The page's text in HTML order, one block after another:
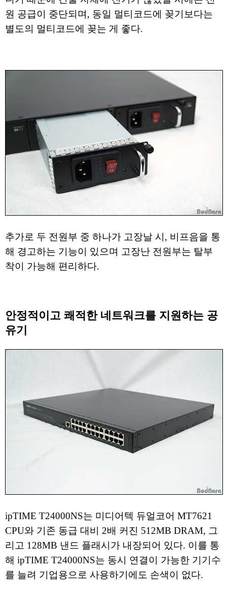
원 공급이 중단되며, 동일 멀티코드에 꽂기보다는
별도의 멀티코드에 꽂는 게 좋다.
추가로 두 전원부 중 하나가 고장날 시, 비프음을 통
해 경고하는 기능이 있으며 고장난 전원부는 탈부
착이 가능해 편리하다.
안정적이고 쾌적한 네트워크를 지원하는 공
유기
ipTIME T24000NS는 미디어텍 듀얼코어 MT7621
CPU와 기존 동급 대비 2배 커진 512MB DRAM, 그
리고 128MB 낸드 플래시가 내장되어 있다. 이를 통
해 ipTIME T24000NS는 동시 연결이 가능한 기기수
를 늘려 기업용으로 사용하기에도 손색이 없다.